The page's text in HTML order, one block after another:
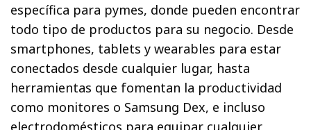
específica para pymes, donde pueden encontrar
todo tipo de productos para su negocio. Desde
smartphones, tablets y wearables para estar
conectados desde cualquier lugar, hasta
herramientas que fomentan la productividad
como monitores o Samsung Dex, e incluso
electrodomésticos para equipar cualquier